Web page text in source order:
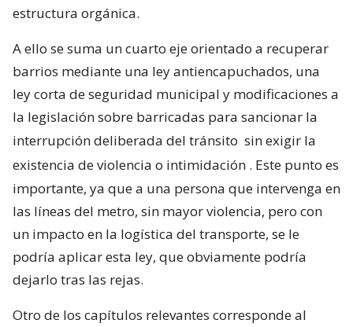
estructura orgánica.
A ello se suma un cuarto eje orientado a recuperar
barrios mediante una ley antiencapuchados, una
ley corta de seguridad municipal y modificaciones a
la legislación sobre barricadas para sancionar la
interrupción deliberada del tránsito sin exigir la
existencia de violencia o intimidación . Este punto es
importante, ya que a una persona que intervenga en
las líneas del metro, sin mayor violencia, pero con
un impacto en la logística del transporte, se le
podría aplicar esta ley, que obviamente podría
dejarlo tras las rejas.
Otro de los capítulos relevantes corresponde al